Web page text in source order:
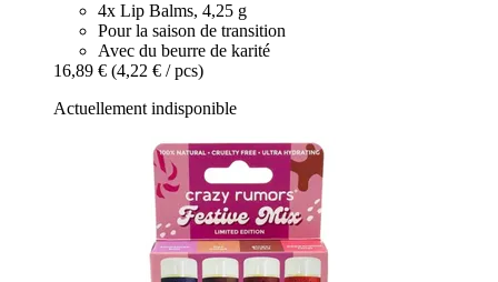
4x Lip Balms, 4,25 g
Pour la saison de transition
Avec du beurre de karité
16,89 € (4,22 € / pcs)
Actuellement indisponible